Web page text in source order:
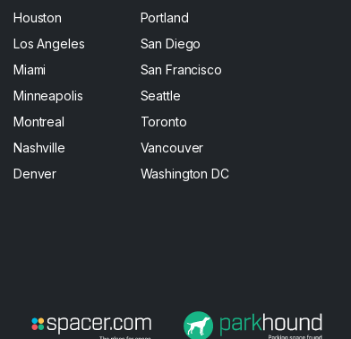
Houston
Los Angeles
Miami
Minneapolis
Montreal
Nashville
Denver
Portland
San Diego
San Francisco
Seattle
Toronto
Vancouver
Washington DC